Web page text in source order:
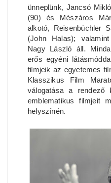
ünneplünk, Jancsó
(90) és Mészáros
alkotó, Reisenbüchler
(John Halas);
Nagy László áll.
erős egyéni
filmjeik az egyetemes
Klasszikus Film
válogatása a rendező
emblematikus filmjeit
helyszínén.